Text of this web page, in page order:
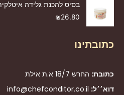
בסיס להכנת גלידה
₪26.80
כתובתינו
כתובת: החרש 18/7 א.ת אילת
דוא׳׳ל: info@chefconditor.co.il